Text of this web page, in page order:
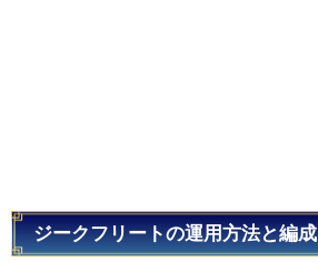
ジークフリートの運用方法と編成